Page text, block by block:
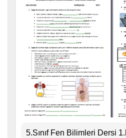
5.Sınıf Fen Bilimleri Dersi